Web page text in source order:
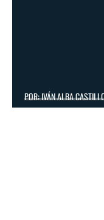
POR: IVÁN ALBA